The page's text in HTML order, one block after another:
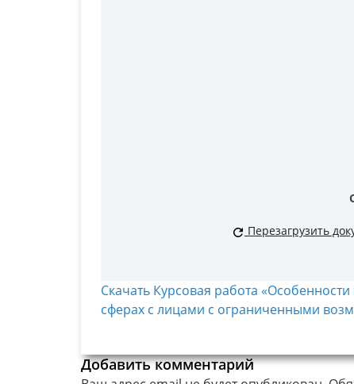
Перезагрузить
Скачать Курсовая работа
сферах с лицами с ограниченными
Добавить комментарий